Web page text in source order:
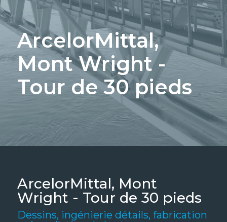
ArcelorMittal,
Mont Wright -
Tour de 30 pieds
ArcelorMittal, Mont
Wright - Tour de 30 pieds
Dessins, ingénierie détails, fabrication